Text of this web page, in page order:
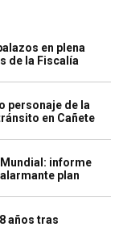
en plena
de la Fiscalía
personaje de la
en Cañete
informe
plan
años tras